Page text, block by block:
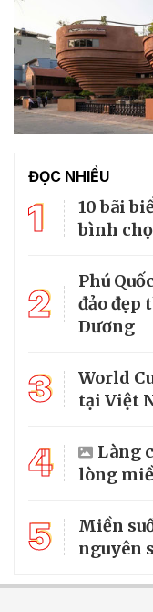
ĐỌC NHIỀU
1
10 bãi
bình
2
Phú
đảo đẹp
Dương
3
World
tại Việt
4
Làng
lòng
5
Miền
nguyên